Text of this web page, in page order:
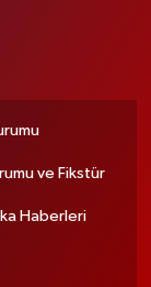
ve Fikstür
Haberleri